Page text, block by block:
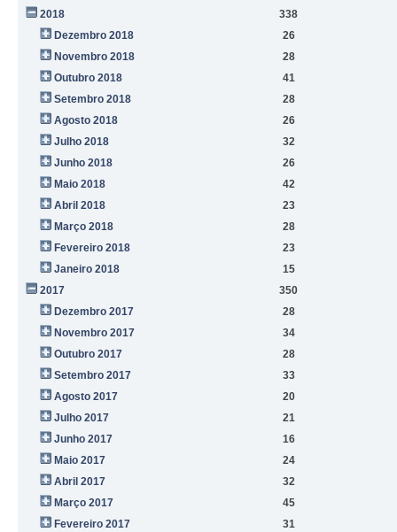
2018
338
Dezembro 2018
26
Novembro 2018
28
Outubro 2018
41
Setembro 2018
28
Agosto 2018
26
Julho 2018
32
Junho 2018
26
Maio 2018
42
Abril 2018
23
Março 2018
28
Fevereiro 2018
23
Janeiro 2018
15
2017
350
Dezembro 2017
28
Novembro 2017
34
Outubro 2017
28
Setembro 2017
33
Agosto 2017
20
Julho 2017
21
Junho 2017
16
Maio 2017
24
Abril 2017
32
Março 2017
45
Fevereiro 2017
31